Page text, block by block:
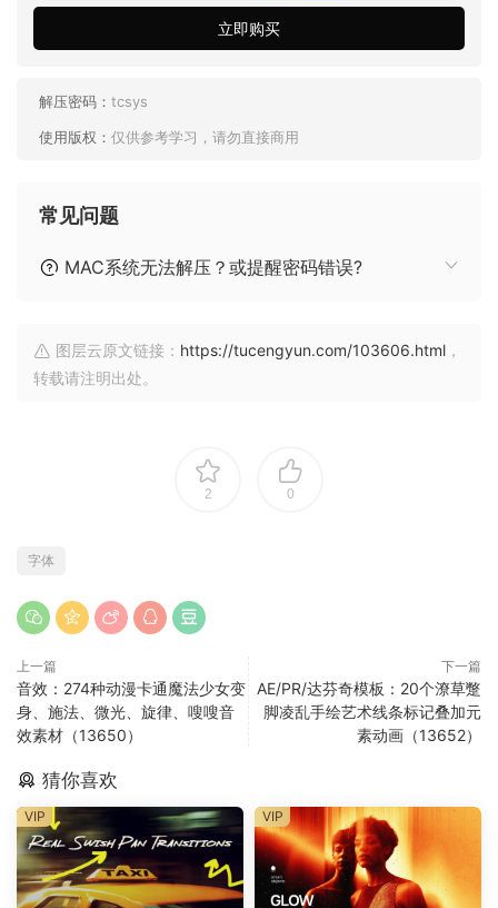
立即购买
解压密码： tcsys
使用版权： 仅供参考学习，请勿直接商用
常见问题
MAC系统无法解压？或提醒密码错误?
图层云原文链接： https://tucengyun.com/103606.html ，
转载请注明出处。
2 0
字体
上一篇
音效：274种动漫卡通魔法少女变
身、施法、微光、旋律、嗖嗖音
效素材（13650）
下一篇
AE/PR/达芬奇模板：20个潦草蹩
脚凌乱手绘艺术线条标记叠加元
素动画（13652）
猜你喜欢
VIP VIP